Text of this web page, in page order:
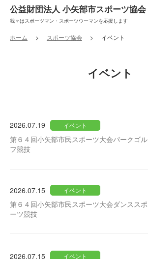
公益財団法人 小矢部市スポーツ協会
我々はスポーツマン・スポーツウーマンを応援します
ホーム スポーツ協会 イベント
イベント
2026.07.19 イベント
第６４回小矢部市民スポーツ大会パークゴル
フ競技
2026.07.15 イベント
第６４回小矢部市民スポーツ大会ダンススポ
ーツ競技
2026.07.15 イベント